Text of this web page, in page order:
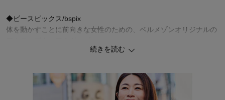
◆ビースピックス/bspix
体を動かすことに前向きな女性のための、ベルメゾンオリジナルの
大人女性が欲しい機能やモチベーションを高めるデザインにこだわ
続きを読む